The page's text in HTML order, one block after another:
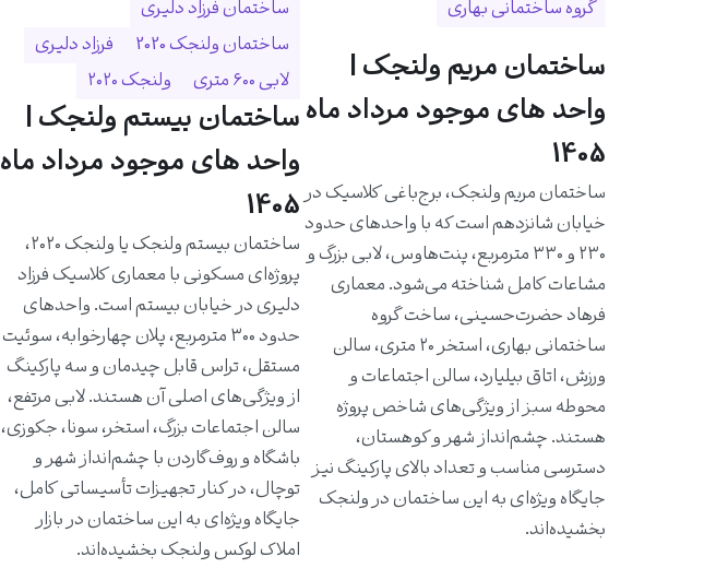
گروه ساختمانی بهاری
ساختمان مریم ولنجک |
واحد های موجود مرداد ماه
1405
ساختمان مریم ولنجک، برج‌باغی کلاسیک در
خیابان شانزدهم است که با واحدهای حدود
۲۳۰ و ۳۳۰ مترمربع، پنت‌هاوس، لابی بزرگ و
مشاعات کامل شناخته می‌شود. معماری
فرهاد حضرت‌حسینی، ساخت گروه
ساختمانی بهاری، استخر ۲۰ متری، سالن
ورزش، اتاق بیلیارد، سالن اجتماعات و
محوطه سبز از ویژگی‌های شاخص پروژه
هستند. چشم‌انداز شهر و کوهستان،
دسترسی مناسب و تعداد بالای پارکینگ نیز
جایگاه ویژه‌ای به این ساختمان در ولنجک
بخشیده‌اند.
ساختمان فرزاد دلیری
ساختمان ولنجک 2020
فرزاد دلیری
لابی ۶۰۰ متری
ولنجک ۲۰۲۰
ساختمان بیستم ولنجک |
واحد های موجود مرداد ماه
1405
ساختمان بیستم ولنجک یا ولنجک ۲۰۲۰،
پروژه‌ای مسکونی با معماری کلاسیک فرزاد
دلیری در خیابان بیستم است. واحدهای
حدود ۳۰۰ مترمربع، پلان چهارخوابه، سوئیت
مستقل، تراس قابل چیدمان و سه پارکینگ
از ویژگی‌های اصلی آن هستند. لابی مرتفع،
سالن اجتماعات بزرگ، استخر، سونا، جکوزی،
باشگاه و روف‌گاردن با چشم‌انداز شهر و
توچال، در کنار تجهیزات تأسیساتی کامل،
جایگاه ویژه‌ای به این ساختمان در بازار
املاک لوکس ولنجک بخشیده‌اند.